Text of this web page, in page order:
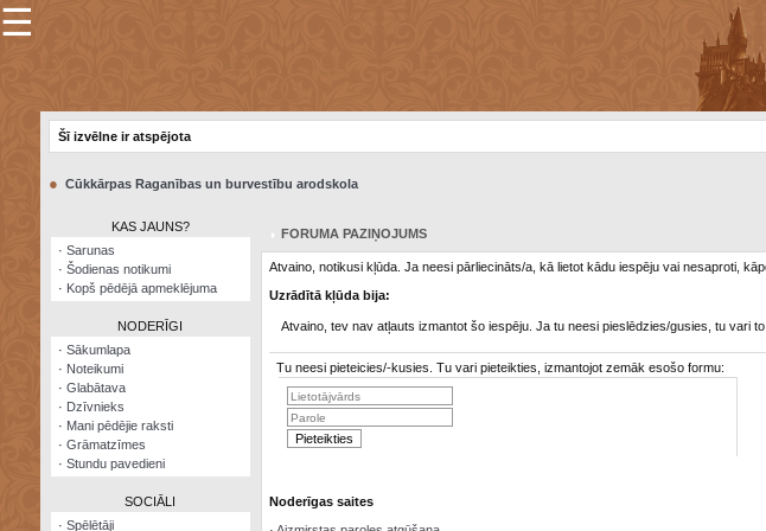
×
Šodienas
Visatcera
almanahs
☰
Šī izvēlne ir atspējota
● Cūkkārpas Raganības un burvestību arodskola
KAS JAUNS?
· Sarunas
· Šodienas notikumi
· Kopš pēdējā apmeklējuma
NODERĪGI
· Sākumlapa
· Noteikumi
· Glabātava
· Dzīvnieks
· Mani pēdējie raksti
· Grāmatzīmes
· Stundu pavedieni
SOCIĀLI
· Spēlētāji
FORUMA PAZIŅOJUMS
Atvaino, notikusi kļūda. Ja neesi pārliecināts/a, kā lietot kādu iespēju vai nesaproti,
Uzrādītā kļūda bija:
Atvaino, tev nav atļauts izmantot šo iespēju. Ja tu neesi pieslēdzies/gusies, tu vari
Tu neesi pieteicies/-kusies. Tu vari pieteikties, izmantojot zemāk esošo formu:
Noderīgas saites